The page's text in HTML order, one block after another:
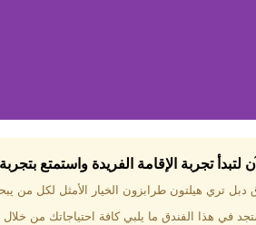
لماذا
لتبدأ تجربة الإقامة الفريدة واستمتع
دبل تري هيلتون طرابزون الخيار الأمثل لكل
في هذا الفندق ما يلبي كافة احتياجاتك من خلال